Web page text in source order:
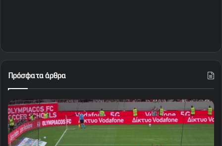
Πρόσφατα άρθρα